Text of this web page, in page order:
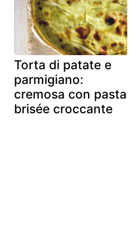
Torta di patate e
parmigiano:
cremosa con pasta
brisée croccante